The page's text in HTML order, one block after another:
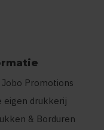
Jobo Promotions
eigen drukkerij
& Borduren